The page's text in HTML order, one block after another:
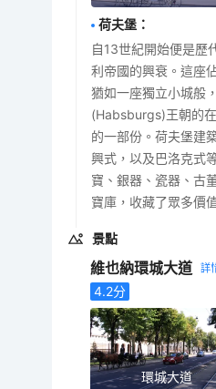
荷夫堡 ：
自13世紀開始便是歷
利帝國的興衰。這座
猶如一座獨立小城般
(Habsburgs)王朝的
的一部份。荷夫堡建
興式，以及巴洛克式
寶、銀器、瓷器、古
寶庫，收藏了眾多價
景點
維也納環城大道
4.2分
環城大道